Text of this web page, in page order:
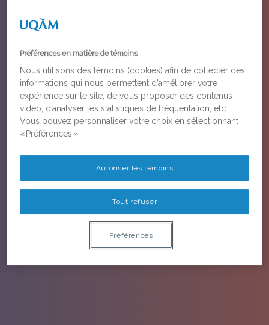
Préférences en matière de témoins
Nous utilisons des témoins (cookies) afin de collecter des
informations qui nous permettent d’améliorer votre
expérience sur le site, de vous proposer des contenus
vidéo, d’analyser les statistiques de fréquentation, etc.
Vous pouvez personnaliser votre choix en sélectionnant
« Préférences ».
Tout refuser
Autoriser les témoins
Préférences